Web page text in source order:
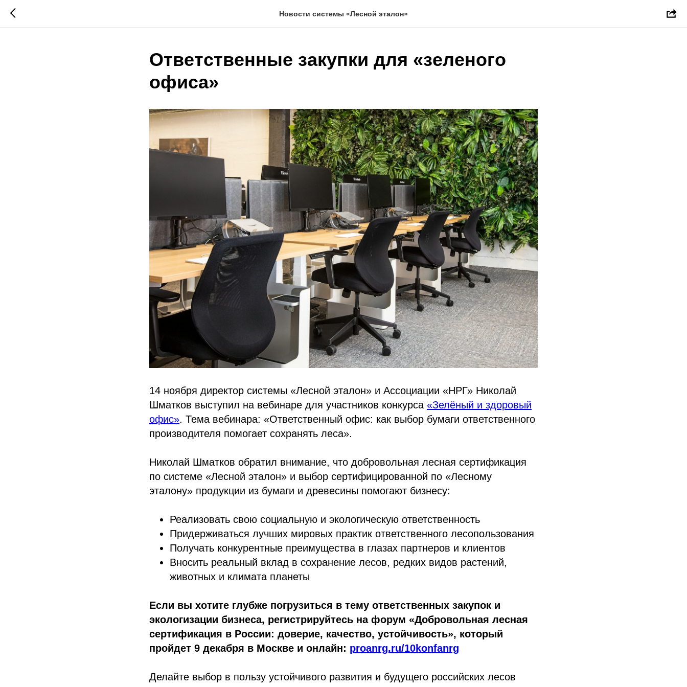
Новости системы «Лесной эталон»
Ответственные закупки для «зеленого
офиса»
14 ноября директор системы «Лесной эталон» и Ассоциации «НРГ» Николай
Шматков выступил на вебинаре для участников конкурса «Зелёный и здоровый
офис». Тема вебинара: «Ответственный офис: как выбор бумаги ответственного
производителя помогает сохранять леса».
Николай Шматков обратил внимание, что добровольная лесная сертификация
по системе «Лесной эталон» и выбор сертифицированной по «Лесному
эталону» продукции из бумаги и древесины помогают бизнесу:
Реализовать свою социальную и экологическую ответственность
Придерживаться лучших мировых практик ответственного лесопользования
Получать конкурентные преимущества в глазах партнеров и клиентов
Вносить реальный вклад в сохранение лесов, редких видов растений,
животных и климата планеты
Если вы хотите глубже погрузиться в тему ответственных закупок и
экологизации бизнеса, регистрируйтесь на форум «Добровольная лесная
сертификация в России: доверие, качество, устойчивость», который
пройдет 9 декабря в Москве и онлайн: proanrg.ru/10konfanrg
Делайте выбор в пользу устойчивого развития и будущего российских лесов